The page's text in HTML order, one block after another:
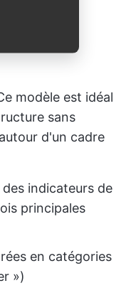
modèle est idéal
sans
d'un cadre
indicateurs de
principales
en catégories
»)